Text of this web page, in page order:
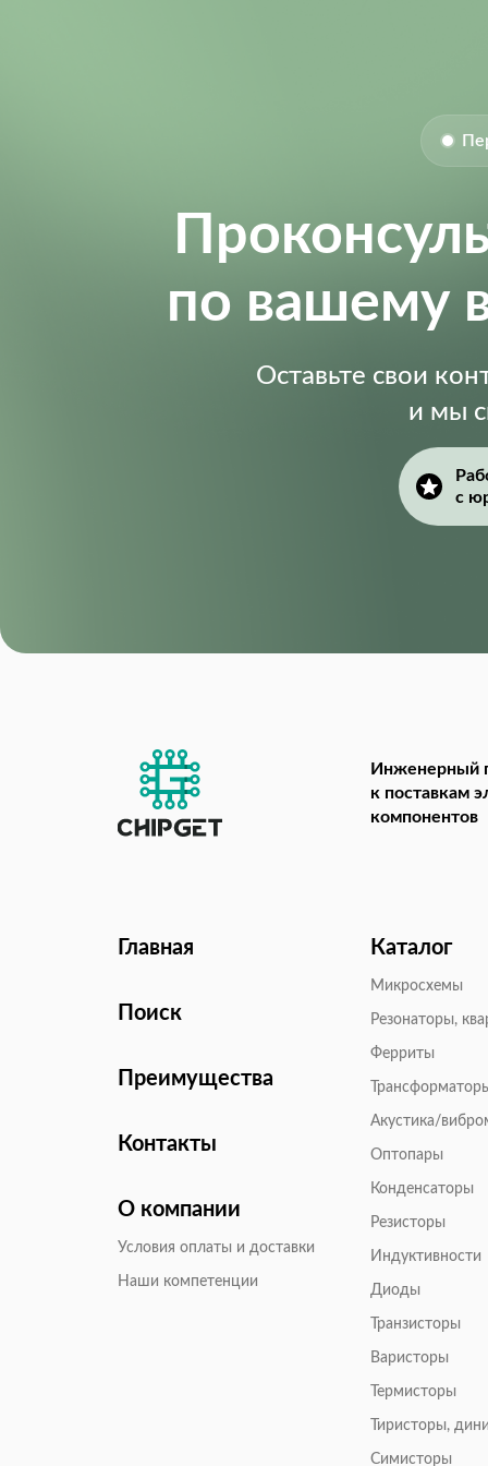
по вашему
Оставьте свои
и мы
с
Инженерный
к поставкам
компонентов
Главная
Поиск
Преимущества
Контакты
О компании
Условия оплаты и доставки
Наши компетенции
Каталог
Микросхемы
Резонаторы,
Ферриты
Акустика/
Оптопары
Конденсаторы
Резисторы
Индуктивности
Диоды
Транзисторы
Варисторы
Термисторы
Тиристоры,
Симисторы